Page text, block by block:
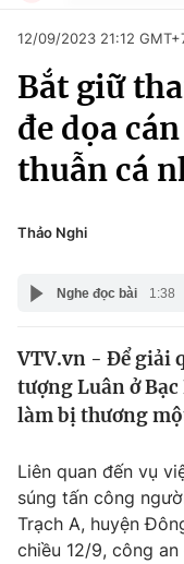
Chuyên mục
Chính trị
Thế giới
Thế giới đó đây
Câu chuyện quốc tế
Kinh tế
Tài chính
Thị trường
Dữ liệu và đời
Xã hội
Pháp luật
Kinh tế
Thể thao
Truyền hình
Giáo dục
12/09/2023 21:12
Bắt giữ
đe dọa
thuẫn cá
Thảo Nghi
Nghe đọc bài 1:38
VTV.vn - Để giải
tượng Luân ở
làm bị thương
Liên quan đến vụ
súng tấn công
Trạch A, huyện
chiều 12/9, công